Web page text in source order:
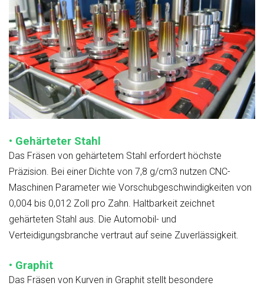
• Gehärteter Stahl
Das Fräsen von gehärtetem Stahl erfordert höchste
Präzision. Bei einer Dichte von 7,8 g/cm3 nutzen CNC-
Maschinen Parameter wie Vorschubgeschwindigkeiten von
0,004 bis 0,012 Zoll pro Zahn. Haltbarkeit zeichnet
gehärteten Stahl aus. Die Automobil- und
Verteidigungsbranche vertraut auf seine Zuverlässigkeit.
• Graphit
Das Fräsen von Kurven in Graphit stellt besondere